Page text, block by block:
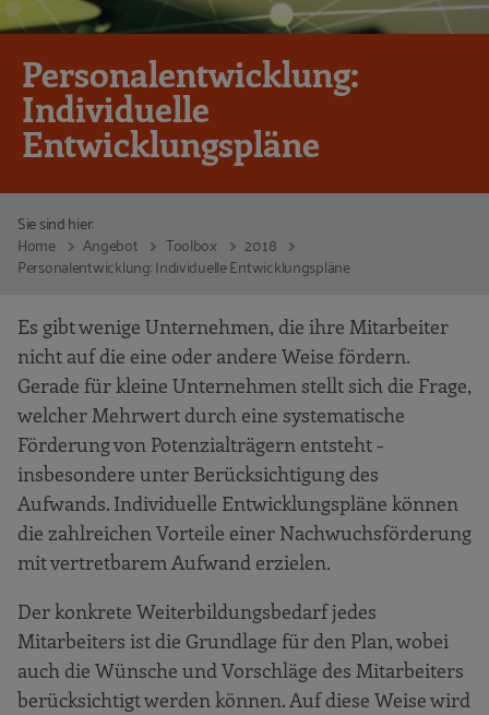
Personalentwicklung:
Individuelle
Entwicklungspläne
Sie sind hier:
Home
Angebot Toolbox
2018
Personalentwicklung: Individuelle Entwicklungspläne
Es gibt wenige Unternehmen, die ihre Mitarbeiter
nicht auf die eine oder andere Weise fördern.
Gerade für kleine Unternehmen stellt sich die Frage,
welcher Mehrwert durch eine systematische
Förderung von Potenzialträgern entsteht -
insbesondere unter Berücksichtigung des
Aufwands. Individuelle Entwicklungspläne können
die zahlreichen Vorteile einer Nachwuchsförderung
mit vertretbarem Aufwand erzielen.
Der konkrete Weiterbildungsbedarf jedes
Mitarbeiters ist die Grundlage für den Plan, wobei
auch die Wünsche und Vorschläge des Mitarbeiters
berücksichtigt werden können. Auf diese Weise wird